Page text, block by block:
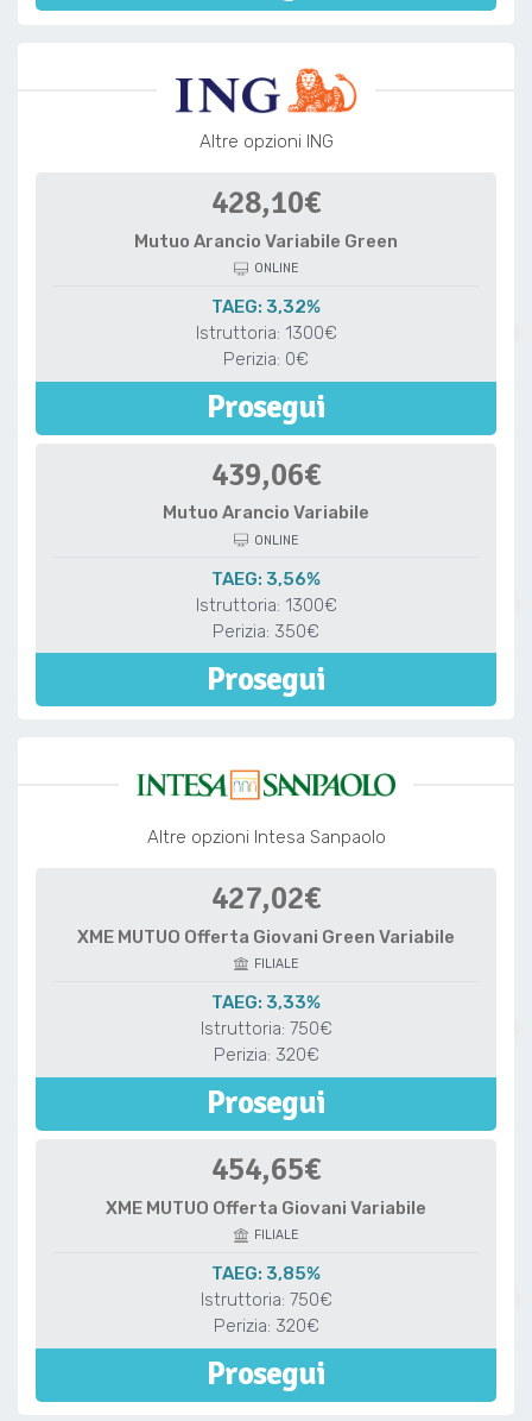
Altre opzioni ING
428,10€
Mutuo Arancio Variabile Green
ONLINE
TAEG: 3,32%
Istruttoria: 1300€
Perizia: 0€
Prosegui
439,06€
Mutuo Arancio Variabile
ONLINE
TAEG: 3,56%
Istruttoria: 1300€
Perizia: 350€
Prosegui
Altre opzioni Intesa Sanpaolo
427,02€
XME MUTUO Offerta Giovani Green Variabile
FILIALE
TAEG: 3,33%
Istruttoria: 750€
Perizia: 320€
Prosegui
454,65€
XME MUTUO Offerta Giovani Variabile
FILIALE
TAEG: 3,85%
Istruttoria: 750€
Perizia: 320€
Prosegui